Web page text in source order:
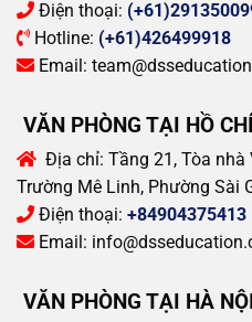
Điện thoại:
Hotline: (+61)426499918
Email:
VĂN PHÒNG TẠI HỒ
Địa chỉ: Tầng 21, Tòa nhà
Trường Mê Linh, Phường Sài
Điện thoại: +84904375413
Email:
VĂN PHÒNG TẠI HÀ